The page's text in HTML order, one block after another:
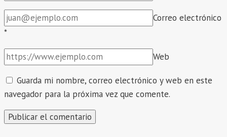
Correo electrónico
*
Web
Guarda mi nombre, correo electrónico y web en este
navegador para la próxima vez que comente.